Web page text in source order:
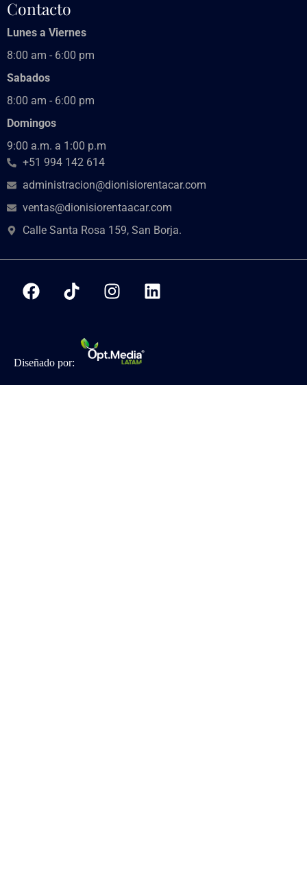
Contacto
Lunes a Viernes
8:00 am - 6:00 pm
Sabados
8:00 am - 6:00 pm
Domingos
9:00 a.m. a 1:00 p.m
+51 994 142 614
administracion@dionisiorentacar.com
ventas@dionisiorentaacar.com
Calle Santa Rosa 159, San Borja.
Diseñado por: